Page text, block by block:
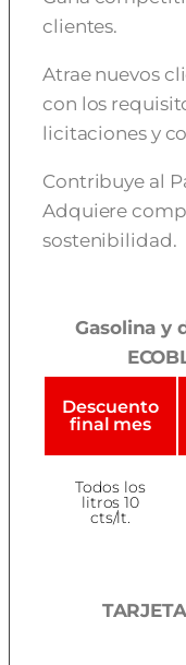
clientes.
Atrae nuevos
con los
licitaciones y
Contribuye al
Adquiere
sostenibilidad.
Gasolina y
Descuento
final mes
Todos los
litros 10
cts/lt.